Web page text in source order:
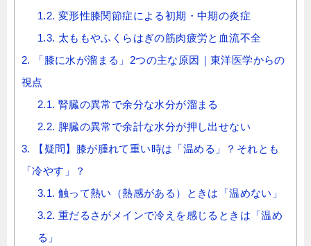
1.2. 変形性膝関節症による初期・中期の炎症
1.3. 太ももやふくらはぎの筋肉疲労と血流不全
2.
「膝に水が溜まる」2つの主な原因｜東洋医学からの
視点
2.1. 腎臓の異常で余分な水分が溜まる
2.2. 脾臓の異常で余計な水分が押し出せない
3.
【疑問】膝が腫れて重い時は「温める」？それとも
「冷やす」？
3.1. 触って熱い（熱感がある）ときは「温めない」
3.2. 重だるさがメインで冷えを感じるときは「温め
る」